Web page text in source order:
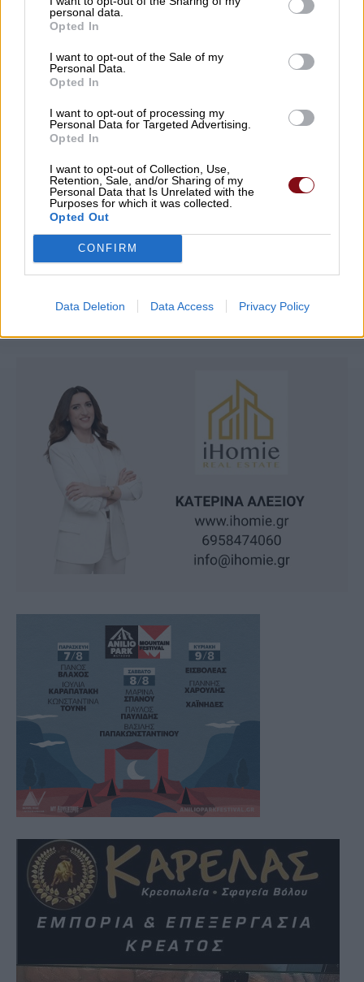
personal data.
Opted In
I want to opt-out of the Sale of my
Personal Data.
Opted In
I want to opt-out of processing my
Personal Data for Targeted Advertising.
Opted In
I want to opt-out of Collection, Use,
Retention, Sale, and/or Sharing of my
Personal Data that Is Unrelated with the
Purposes for which it was collected.
Opted Out
CONFIRM
Data Deletion Data Access Privacy Policy
ψεκασμός το βράδυ της Δευτέρας
Αυγερινός επανέρχεται κατά Καρυστιανού
και Γρατσία: Πολιτική σπέκουλα,
παραπληροφόρηση και προσωπικές
08/08/2026 , 10:18
Δείτε εδώ όλα τα νέα